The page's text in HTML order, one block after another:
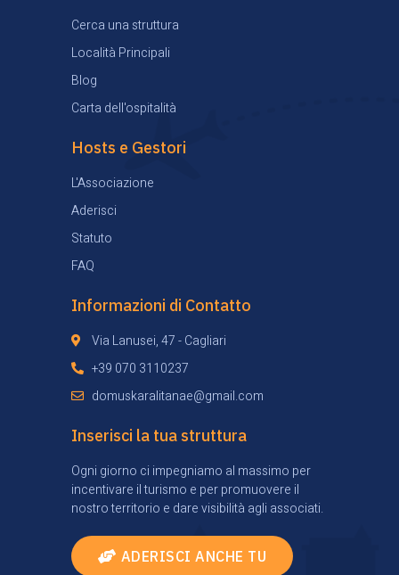
Cerca una struttura
Località Principali
Blog
Carta dell'ospitalità
Hosts e Gestori
L'Associazione
Aderisci
Statuto
FAQ
Informazioni di Contatto
Via Lanusei, 47 - Cagliari
+39 070 3110237
domuskaralitanae@gmail.com
Inserisci la tua struttura
Ogni giorno ci impegniamo al massimo per
incentivare il turismo e per promuovere il
nostro territorio e dare visibilità agli associati.
ADERISCI ANCHE TU